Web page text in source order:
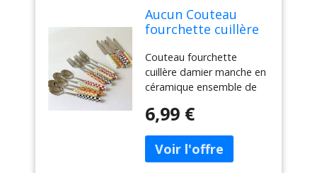
Aucun Couteau
fourchette cuillère
céramique
ensemble de
couverts vaisselle
occidentale
fourchette à
Dessert couteau
cuillère 3
pièces/ensemble
Couteau fourchette
cuillère damier manche en
céramique ensemble de
occidentale fourchette à
pièces/ensemble
6,99 €